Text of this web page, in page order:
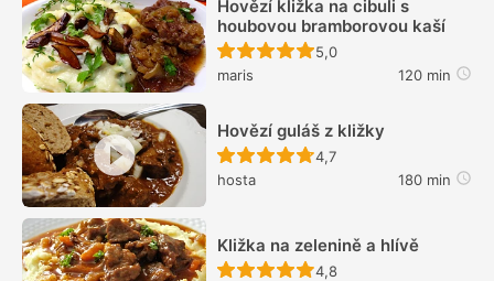
Hovězí kližka na cibuli s
houbovou bramborovou kaší
Recept ještě nebyl
5,0
maris
120 min
Hovězí guláš z kližky
Recept ještě nebyl
4,7
hosta
180 min
Kližka na zelenině a hlívě
Recept ještě nebyl
4,8